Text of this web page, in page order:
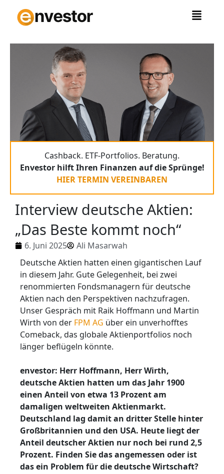
Inhalt
springen
Cashback. ETF-Portfolios. Beratung.
Envestor hilft Ihren Finanzen auf die Sprünge!
HIER TERMIN VEREINBAREN
Interview deutsche Aktien:
„Das Beste kommt noch“
6. Juni 2025
Ali Masarwah
Deutsche Aktien hatten einen gigantischen Lauf
in diesem Jahr. Gute Gelegenheit, bei zwei
renommierten Fondsmanagern für deutsche
Aktien nach den Perspektiven nachzufragen.
Unser Gespräch mit Raik Hoffmann und Martin
Wirth von der FPM AG über ein unverhofftes
Comeback, das globale Aktienportfolios noch
länger beflügeln könnte.
envestor: Herr Hoffmann, Herr Wirth,
deutsche Aktien hatten um das Jahr 1900
einen Anteil von etwa 13 Prozent am
damaligen weltweiten Aktienmarkt.
Deutschland lag damit an dritter Stelle hinter
Großbritannien und den USA. Heute liegt der
Anteil deutscher Aktien nur noch bei rund 2,5
Prozent. Finden Sie das angemessen oder ist
das ein Problem für die deutsche Wirtschaft?